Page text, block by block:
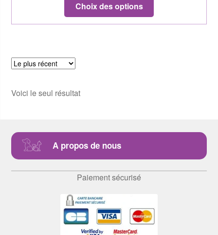
Choix des options
Voici le seul résultat
A propos de nous
Paiement sécurisé